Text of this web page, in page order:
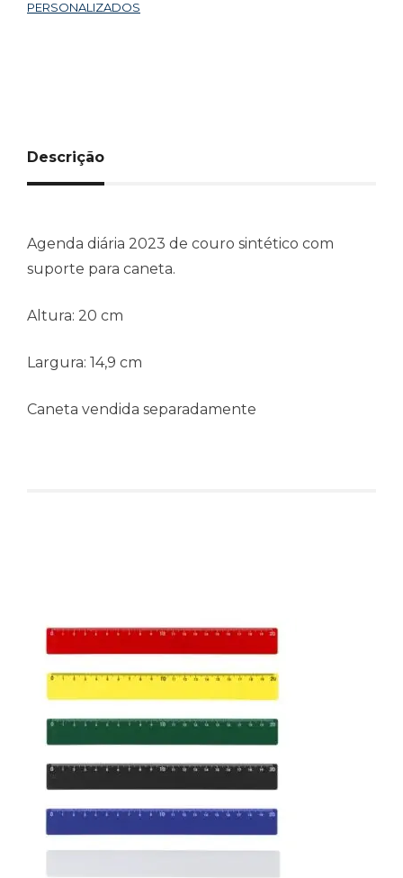
PERSONALIZADOS
Descrição
Agenda diária 2023 de couro sintético com
suporte para caneta.
Altura: 20 cm
Largura: 14,9 cm
Caneta vendida separadamente